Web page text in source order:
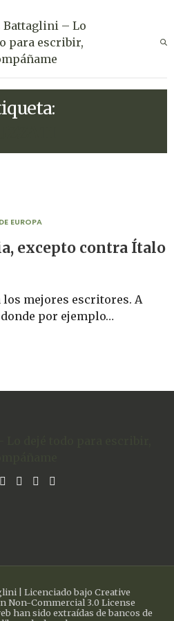
EUROPA
excepto contra Ítalo
mejores escritores. A
por ejemplo…
| Licenciado bajo Creative
Non-Commercial 3.0 License
han sido extraídas de bancos de